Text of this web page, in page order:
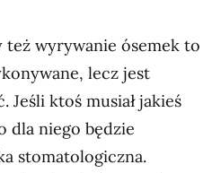
też wyrywanie ósemek to
lecz jest
Jeśli ktoś musiał jakieś
dla niego będzie
stomatologiczna.